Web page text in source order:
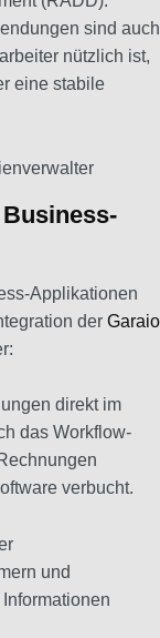
sind auch
nützlich ist,
eine stabile
Applikationen
der Garaio
direkt im
das Workflow-
verbucht.
und